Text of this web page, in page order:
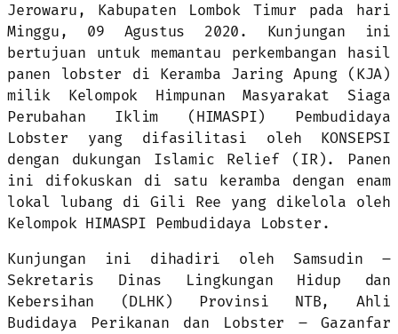
Jerowaru, Kabupaten Lombok Timur pada hari
Minggu, 09 Agustus 2020. Kunjungan ini
bertujuan untuk memantau perkembangan hasil
panen lobster di Keramba Jaring Apung (KJA)
milik Kelompok Himpunan Masyarakat Siaga
Perubahan Iklim (HIMASPI) Pembudidaya
Lobster yang difasilitasi oleh KONSEPSI
dengan dukungan Islamic Relief (IR). Panen
ini difokuskan di satu keramba dengan enam
lokal lubang di Gili Ree yang dikelola oleh
Kelompok HIMASPI Pembudidaya Lobster.
Kunjungan ini dihadiri oleh Samsudin –
Sekretaris Dinas Lingkungan Hidup dan
Kebersihan (DLHK) Provinsi NTB, Ahli
Budidaya Perikanan dan Lobster – Gazanfar